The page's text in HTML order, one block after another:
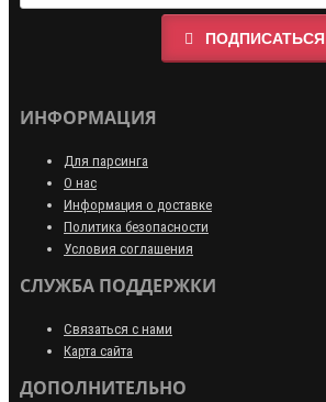
ПОДПИСАТЬСЯ
ИНФОРМАЦИЯ
Для парсинга
О нас
Информация о доставке
Политика безопасности
Условия соглашения
СЛУЖБА ПОДДЕРЖКИ
Связаться с нами
Карта сайта
ДОПОЛНИТЕЛЬНО